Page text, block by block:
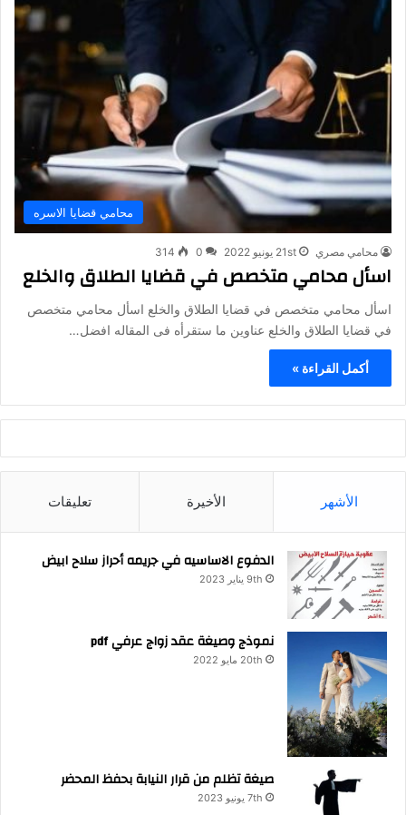
محامي قضايا الاسره
محامي مصري 21st يونيو 2022 0
314
اسأل محامي متخصص في قضايا الطلاق والخلع
اسأل محامي متخصص في قضايا الطلاق والخلع اسأل محامي متخصص
في قضايا الطلاق والخلع عناوين ما ستقرأه فى المقاله افضل…
أكمل القراءة »
الأشهر الأخيرة تعليقات
الدفوع الاساسيه في جريمه أحراز سلاح ابيض
9th يناير 2023
نموذج وصيغة عقد زواج عرفي pdf
20th مايو 2022
صيغة تظلم من قرار النيابة بحفظ المحضر
7th يونيو 2023